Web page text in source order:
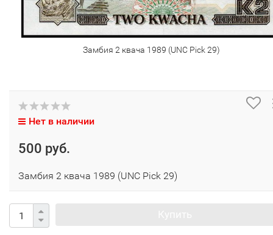
Замбия 2 квача 1989 (UNC Pick 29)
Нет в наличии
500 руб.
Замбия 2 квача 1989 (UNC Pick 29)